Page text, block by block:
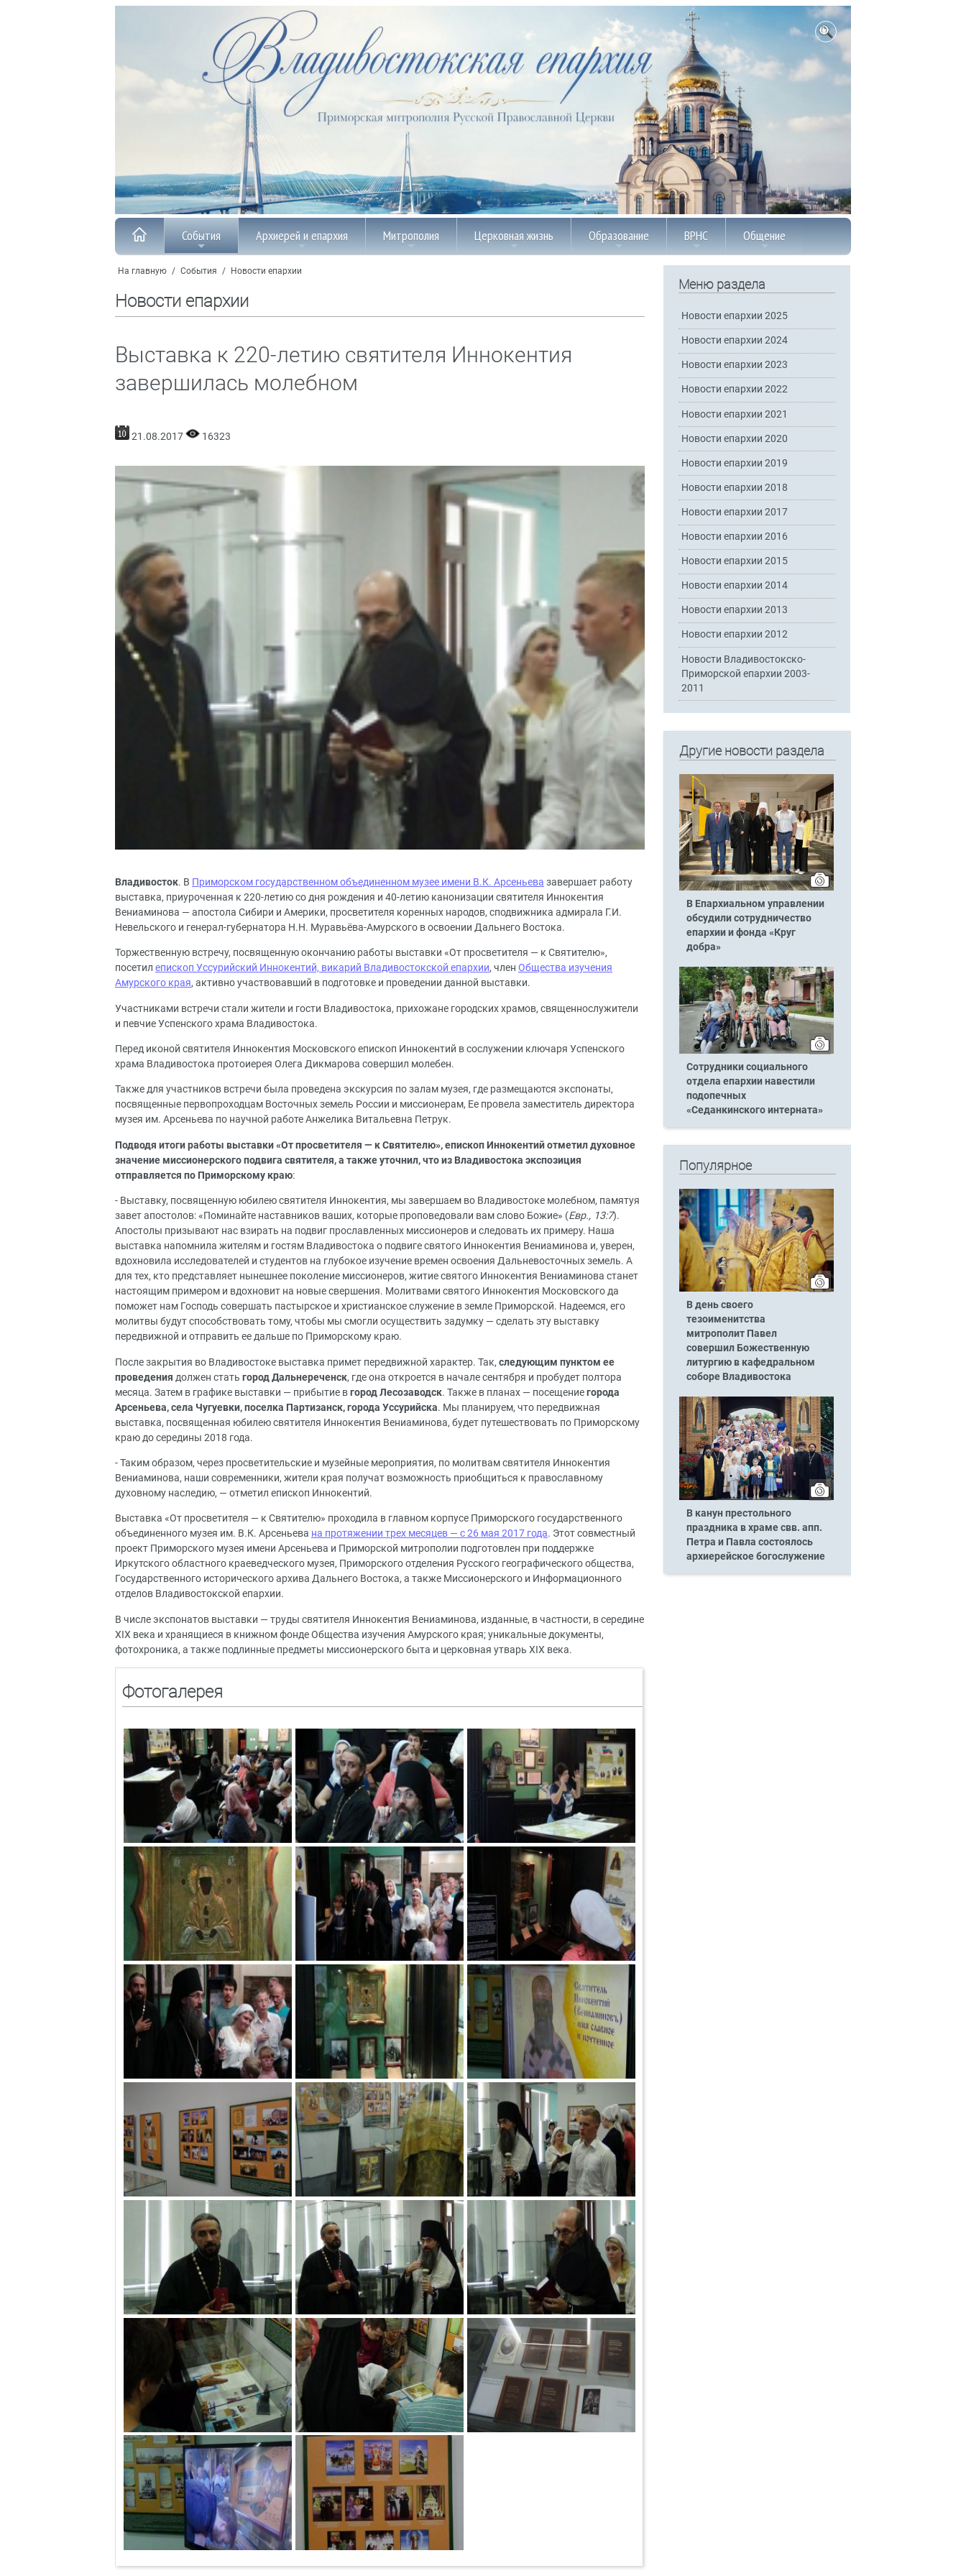
События Архиерей и епархия Митрополия Церковная жизнь Образование ВРНС Общение
На главную / События / Новости епархии
Новости епархии
Выставка к 220-летию святителя Иннокентия
завершилась молебном
21.08.2017 16323
Владивосток. В Приморском государственном объединенном музее имени В.К. Арсеньева завершает работу
выставка, приуроченная к 220-летию со дня рождения и 40-летию канонизации святителя Иннокентия
Вениаминова — апостола Сибири и Америки, просветителя коренных народов, сподвижника адмирала Г.И.
Невельского и генерал-губернатора Н.Н. Муравьёва-Амурского в освоении Дальнего Востока.
Торжественную встречу, посвященную окончанию работы выставки «От просветителя — к Святителю»,
посетил епископ Уссурийский Иннокентий, викарий Владивостокской епархии, член Общества изучения
Амурского края, активно участвовавший в подготовке и проведении данной выставки.
Участниками встречи стали жители и гости Владивостока, прихожане городских храмов, священнослужители
и певчие Успенского храма Владивостока.
Перед иконой святителя Иннокентия Московского епископ Иннокентий в сослужении ключаря Успенского
храма Владивостока протоиерея Олега Дикмарова совершил молебен.
Также для участников встречи была проведена экскурсия по залам музея, где размещаются экспонаты,
посвященные первопроходцам Восточных земель России и миссионерам, Ее провела заместитель директора
музея им. Арсеньева по научной работе Анжелика Витальевна Петрук.
Подводя итоги работы выставки «От просветителя — к Святителю», епископ Иннокентий отметил духовное
значение миссионерского подвига святителя, а также уточнил, что из Владивостока экспозиция
отправляется по Приморскому краю:
- Выставку, посвященную юбилею святителя Иннокентия, мы завершаем во Владивостоке молебном, памятуя
завет апостолов: «Поминайте наставников ваших, которые проповедовали вам слово Божие» (Евр., 13:7).
Апостолы призывают нас взирать на подвиг прославленных миссионеров и следовать их примеру. Наша
выставка напомнила жителям и гостям Владивостока о подвиге святого Иннокентия Вениаминова и, уверен,
вдохновила исследователей и студентов на глубокое изучение времен освоения Дальневосточных земель. А
для тех, кто представляет нынешнее поколение миссионеров, житие святого Иннокентия Вениаминова станет
настоящим примером и вдохновит на новые свершения. Молитвами святого Иннокентия Московского да
поможет нам Господь совершать пастырское и христианское служение в земле Приморской. Надеемся, его
молитвы будут способствовать тому, чтобы мы смогли осуществить задумку — сделать эту выставку
передвижной и отправить ее дальше по Приморскому краю.
После закрытия во Владивостоке выставка примет передвижной характер. Так, следующим пунктом ее
проведения должен стать город Дальнереченск, где она откроется в начале сентября и пробудет полтора
месяца. Затем в графике выставки — прибытие вгород Лесозаводск. Также в планах — посещениегорода
Арсеньева, села Чугуевки, поселка Партизанск, города Уссурийска. Мы планируем, что передвижная
выставка, посвященная юбилею святителя Иннокентия Вениаминова, будет путешествовать по Приморскому
краю до середины 2018 года.
- Таким образом, через просветительские и музейные мероприятия, по молитвам святителя Иннокентия
Вениаминова, наши современники, жители края получат возможность приобщиться к православному
духовному наследию, — отметил епископ Иннокентий.
Выставка «От просветителя — к Святителю» проходила в главном корпусе Приморского государственного
объединенного музея им. В.К. Арсеньева на протяжении трех месяцев — с 26 мая 2017 года. Этот совместный
проект Приморского музея имени Арсеньева и Приморской митрополии подготовлен при поддержке
Иркутского областного краеведческого музея, Приморского отделения Русского географического общества,
Государственного исторического архива Дальнего Востока, а также Миссионерского и Информационного
отделов Владивостокской епархии.
В числе экспонатов выставки — труды святителя Иннокентия Вениаминова, изданные, в частности, в середине
XIX века и хранящиеся в книжном фонде Общества изучения Амурского края; уникальные документы,
фотохроника, а также подлинные предметы миссионерского быта и церковная утварь XIX века.
Фотогалерея
Меню раздела
Новости епархии 2025
Новости епархии 2024
Новости епархии 2023
Новости епархии 2022
Новости епархии 2021
Новости епархии 2020
Новости епархии 2019
Новости епархии 2018
Новости епархии 2017
Новости епархии 2016
Новости епархии 2015
Новости епархии 2014
Новости епархии 2013
Новости епархии 2012
Новости Владивостокско-
Приморской епархии 2003-
2011
Другие новости раздела
В Епархиальном управлении
обсудили сотрудничество
епархии и фонда «Круг
добра»
Сотрудники социального
отдела епархии навестили
подопечных
«Седанкинского интерната»
Популярное
В день своего
тезоименитства
митрополит Павел
совершил Божественную
литургию в кафедральном
соборе Владивостока
В канун престольного
праздника в храме свв. апп.
Петра и Павла состоялось
архиерейское богослужение